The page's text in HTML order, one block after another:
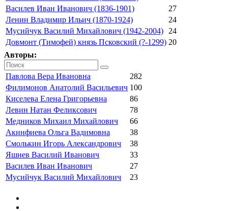
Василев Иван Иванович (1836-1901)
27
Ленин Владимир Ильич (1870-1924)
24
Мусийчук Василий Михайлович (1942-2004)
24
Довмонт (Тимофей) князь Псковский (?-1299) 20
Авторы:
Павлова Вера Ивановна
282
Филимонов Анатолий Васильевич 100
Киселева Елена Григорьевна
86
Левин Натан Феликсович
78
Медников Михаил Михайлович
66
Акинфиева Ольга Вадимовна
38
Смолькин Игорь Александрович
38
Яшнев Василий Иванович
33
Василев Иван Иванович
27
Мусийчук Василий Михайлович
23